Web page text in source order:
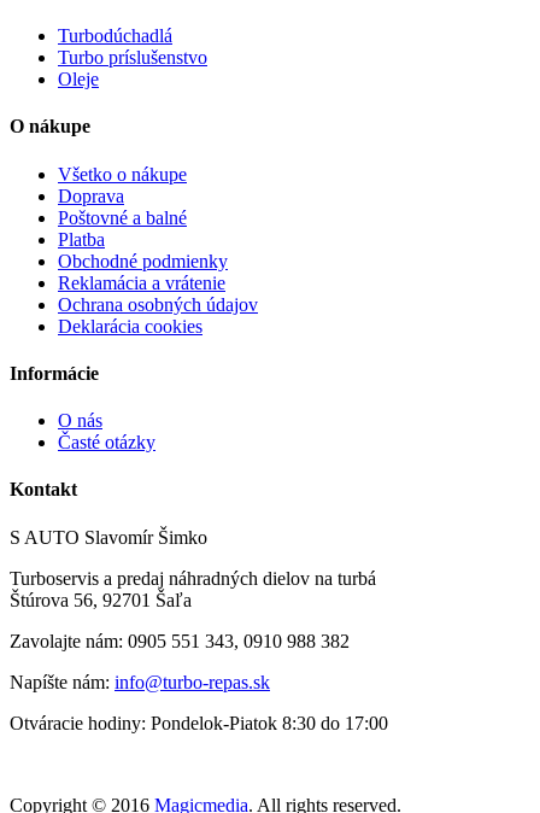
Turbodúchadlá
Turbo príslušenstvo
Oleje
O nákupe
Všetko o nákupe
Doprava
Poštovné a balné
Platba
Obchodné podmienky
Reklamácia a vrátenie
Ochrana osobných údajov
Deklarácia cookies
Informácie
O nás
Časté otázky
Kontakt
S AUTO Slavomír Šimko
Turboservis a predaj náhradných dielov na turbá
Štúrova 56, 92701 Šaľa
Zavolajte nám: 0905 551 343, 0910 988 382
Napíšte nám: info@turbo-repas.sk
Otváracie hodiny: Pondelok-Piatok 8:30 do 17:00
Copyright © 2016 Magicmedia. All rights reserved.